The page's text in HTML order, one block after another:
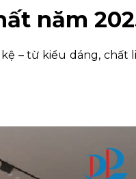
năm
– từ kiểu dáng, chất